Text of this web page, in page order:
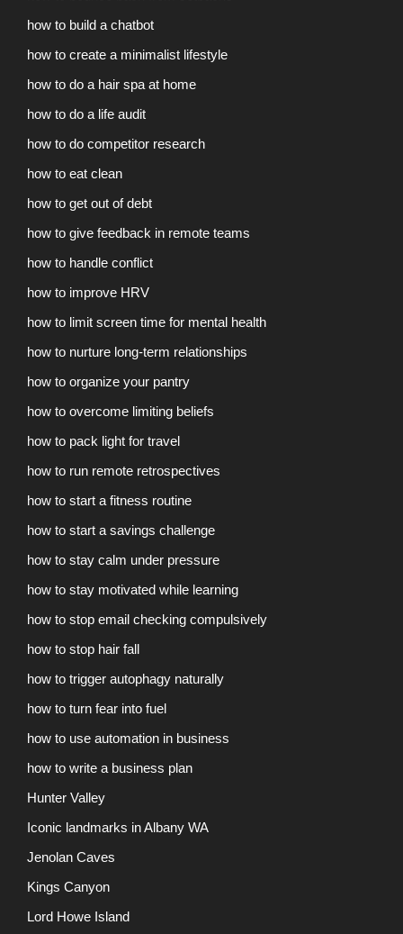
how to build a chatbot
how to create a minimalist lifestyle
how to do a hair spa at home
how to do a life audit
how to do competitor research
how to eat clean
how to get out of debt
how to give feedback in remote teams
how to handle conflict
how to improve HRV
how to limit screen time for mental health
how to nurture long-term relationships
how to organize your pantry
how to overcome limiting beliefs
how to pack light for travel
how to run remote retrospectives
how to start a fitness routine
how to start a savings challenge
how to stay calm under pressure
how to stay motivated while learning
how to stop email checking compulsively
how to stop hair fall
how to trigger autophagy naturally
how to turn fear into fuel
how to use automation in business
how to write a business plan
Hunter Valley
Iconic landmarks in Albany WA
Jenolan Caves
Kings Canyon
Lord Howe Island